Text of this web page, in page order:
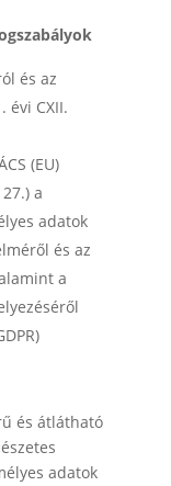
és az
évi CXII.
(EU)
a
adatok
és az
a
és átlátható
adatok